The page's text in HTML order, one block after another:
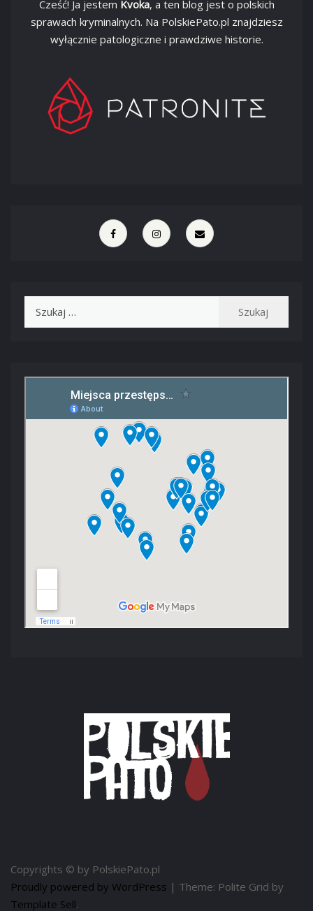
Cześć! Ja jestem Kvoka, a ten blog jest o polskich
sprawach kryminalnych. Na PolskiePato.pl znajdziesz
wyłącznie patologiczne i prawdziwe historie.
Copyrights © by PolskiePato.pl
Proudly powered by WordPress | Theme: Polite Grid by
Template Sell.